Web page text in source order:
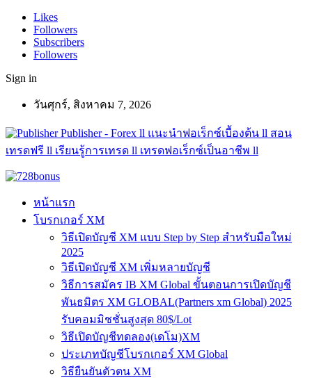
Likes
Followers
Subscribers
Followers
Sign in
วันศุกร์, สิงหาคม 7, 2026
Publisher - Forex ll แนะนำฟอเร็กซ์เบื้องต้น ll สอน
เทรดฟรี ll เรียนรู้การเทรด ll เทรดฟอเร็กซ์เป็นอาชีพ ll
หน้าแรก
โบรกเกอร์ XM
วิธีเปิดบัญชี XM แบบ Step by Step สำหรับมือใหม่
2025
วิธีเปิดบัญชี XM เพิ่มหลายบัญชี
วิธีการสมัคร IB XM Global ขั้นตอนการเปิดบัญชี
พันธมิตร XM GLOBAL(Partners xm Global) 2025
รับคอมมิชชั่นสูงสุด 80$/Lot
วิธีเปิดบัญชีทดลอง(เดโม)XM
ประเภทบัญชีโบรกเกอร์ XM Global
วิธียืนยันตัวตน XM